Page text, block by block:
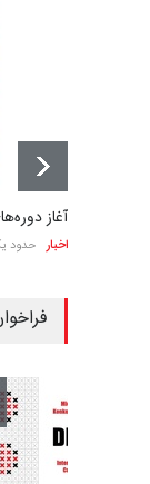
آغاز
اخبار حدود